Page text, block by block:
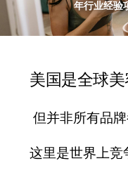
年行业经验
美国是全球美
但并非所有品牌
这里是世界上竞